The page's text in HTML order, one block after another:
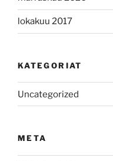
lokakuu 2017
KATEGORIAT
Uncategorized
META